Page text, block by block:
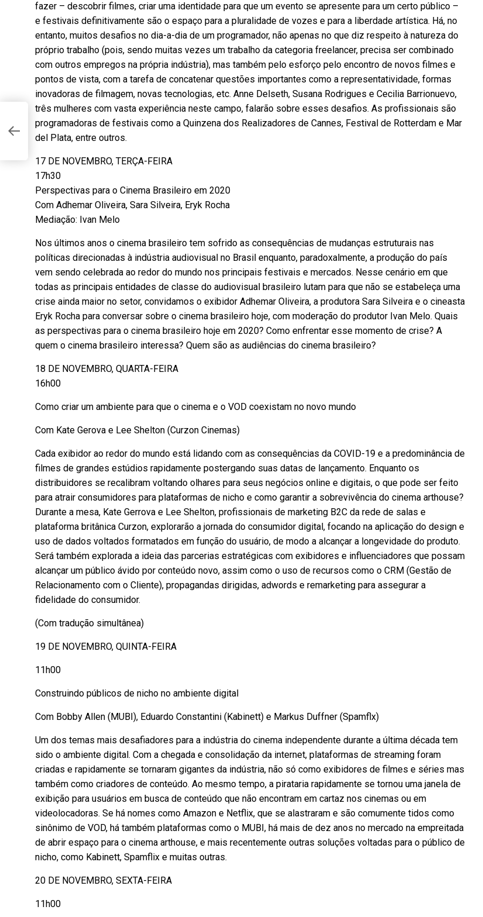
fazer – descobrir filmes, criar uma identidade para que um evento se apresente para um certo público –
e festivais definitivamente são o espaço para a pluralidade de vozes e para a liberdade artística. Há, no
entanto, muitos desafios no dia-a-dia de um programador, não apenas no que diz respeito à natureza do
próprio trabalho (pois, sendo muitas vezes um trabalho da categoria freelancer, precisa ser combinado
com outros empregos na própria indústria), mas também pelo esforço pelo encontro de novos filmes e
pontos de vista, com a tarefa de concatenar questões importantes como a representatividade, formas
inovadoras de filmagem, novas tecnologias, etc. Anne Delseth, Susana Rodrigues e Cecilia Barrionuevo,
três mulheres com vasta experiência neste campo, falarão sobre esses desafios. As profissionais são
programadoras de festivais como a Quinzena dos Realizadores de Cannes, Festival de Rotterdam e Mar
del Plata, entre outros.
17 DE NOVEMBRO, TERÇA-FEIRA
17h30
Perspectivas para o Cinema Brasileiro em 2020
Com Adhemar Oliveira, Sara Silveira, Eryk Rocha
Mediação: Ivan Melo
Nos últimos anos o cinema brasileiro tem sofrido as consequências de mudanças estruturais nas
políticas direcionadas à indústria audiovisual no Brasil enquanto, paradoxalmente, a produção do país
vem sendo celebrada ao redor do mundo nos principais festivais e mercados. Nesse cenário em que
todas as principais entidades de classe do audiovisual brasileiro lutam para que não se estabeleça uma
crise ainda maior no setor, convidamos o exibidor Adhemar Oliveira, a produtora Sara Silveira e o cineasta
Eryk Rocha para conversar sobre o cinema brasileiro hoje, com moderação do produtor Ivan Melo. Quais
as perspectivas para o cinema brasileiro hoje em 2020? Como enfrentar esse momento de crise? A
quem o cinema brasileiro interessa? Quem são as audiências do cinema brasileiro?
18 DE NOVEMBRO, QUARTA-FEIRA
16h00
Como criar um ambiente para que o cinema e o VOD coexistam no novo mundo
Com Kate Gerova e Lee Shelton (Curzon Cinemas)
Cada exibidor ao redor do mundo está lidando com as consequências da COVID-19 e a predominância de
filmes de grandes estúdios rapidamente postergando suas datas de lançamento. Enquanto os
distribuidores se recalibram voltando olhares para seus negócios online e digitais, o que pode ser feito
para atrair consumidores para plataformas de nicho e como garantir a sobrevivência do cinema arthouse?
Durante a mesa, Kate Gerrova e Lee Shelton, profissionais de marketing B2C da rede de salas e
plataforma britânica Curzon, explorarão a jornada do consumidor digital, focando na aplicação do design e
uso de dados voltados formatados em função do usuário, de modo a alcançar a longevidade do produto.
Será também explorada a ideia das parcerias estratégicas com exibidores e influenciadores que possam
alcançar um público ávido por conteúdo novo, assim como o uso de recursos como o CRM (Gestão de
Relacionamento com o Cliente), propagandas dirigidas, adwords e remarketing para assegurar a
fidelidade do consumidor.
(Com tradução simultânea)
19 DE NOVEMBRO, QUINTA-FEIRA
11h00
Construindo públicos de nicho no ambiente digital
Com Bobby Allen (MUBI), Eduardo Constantini (Kabinett) e Markus Duffner (Spamflx)
Um dos temas mais desafiadores para a indústria do cinema independente durante a última década tem
sido o ambiente digital. Com a chegada e consolidação da internet, plataformas de streaming foram
criadas e rapidamente se tornaram gigantes da indústria, não só como exibidores de filmes e séries mas
também como criadores de conteúdo. Ao mesmo tempo, a pirataria rapidamente se tornou uma janela de
exibição para usuários em busca de conteúdo que não encontram em cartaz nos cinemas ou em
videolocadoras. Se há nomes como Amazon e Netflix, que se alastraram e são comumente tidos como
sinônimo de VOD, há também plataformas como o MUBI, há mais de dez anos no mercado na empreitada
de abrir espaço para o cinema arthouse, e mais recentemente outras soluções voltadas para o público de
nicho, como Kabinett, Spamflix e muitas outras.
20 DE NOVEMBRO, SEXTA-FEIRA
11h00